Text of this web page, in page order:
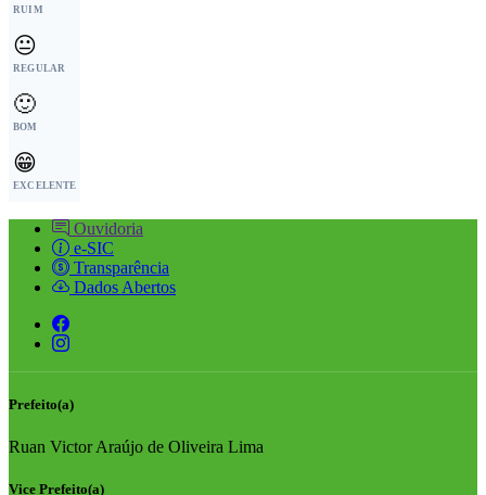
RUIM
😐
REGULAR
🙂
BOM
😁
EXCELENTE
Ouvidoria
e-SIC
Transparência
Dados Abertos
Prefeito(a)
Ruan Victor Araújo de Oliveira Lima
Vice Prefeito(a)